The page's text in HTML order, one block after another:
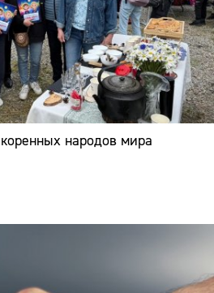
народов мира